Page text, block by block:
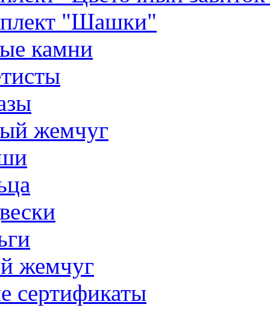
"Шашки"
камни
жемчуг
жемчуг
сертификаты